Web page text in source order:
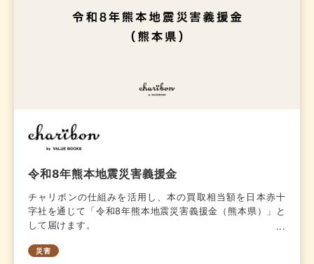
令和8年熊本地震災害義援金
チャリボンの仕組みを活用し、本の買取相当額を日本赤十
字社を通じて「令和8年熊本地震災害義援金（熊本県）」と
して届けます。
災害